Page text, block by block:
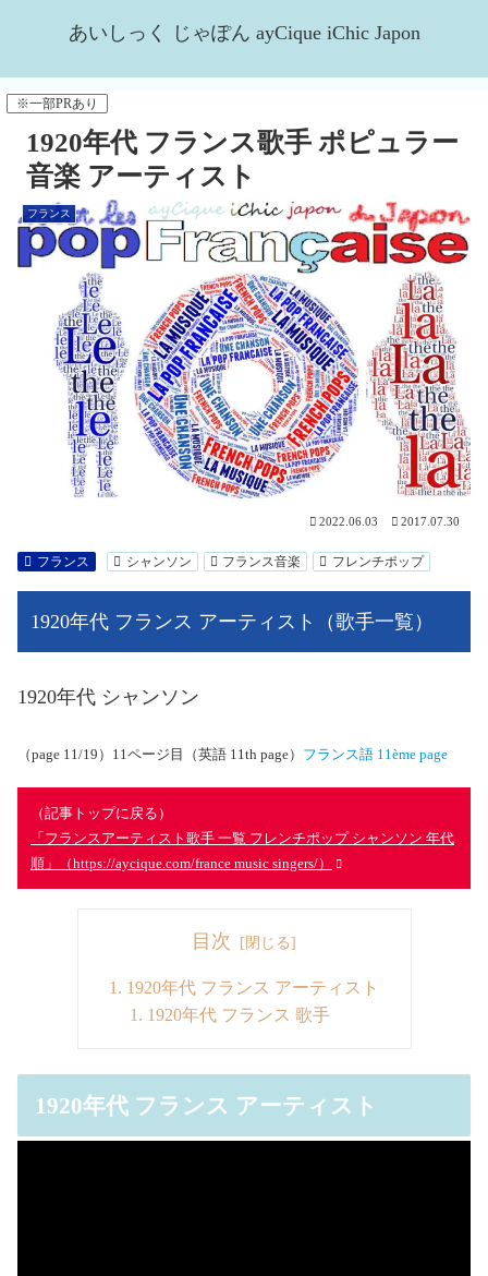
あいしっく じゃぽん ayCique iChic Japon
※一部PRあり
1920年代 フランス歌手 ポピュラー
音楽 アーティスト
フランス
2017.07.30
2022.06.03
フランス シャンソン フランス音楽 フレンチポップ
1920年代 フランス アーティスト（歌手一覧）
1920年代 シャンソン
（page 11/19）11ページ目（英語 11th page） フランス語 11ème page
（記事トップに戻る）
「フランスアーティスト歌手 一覧 フレンチポップ シャンソン 年代
順」（https://aycique.com/france music singers/）
目次
1920年代 フランス アーティスト
1920年代 フランス 歌手
1920年代 フランス アーティスト